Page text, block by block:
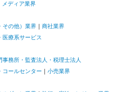
メディア業界
その他）業界
商社業界
医療系サービス
務所・監査法人・税理士法人
コールセンター
小売業界